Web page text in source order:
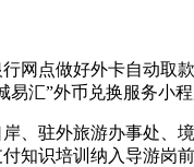
网点做好外卡自动
汇”外币兑换服务小程
、驻外旅游办事处
知识培训纳入导游岗